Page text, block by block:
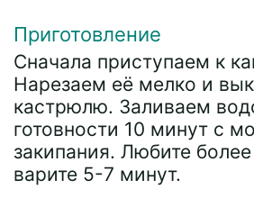
Приготовление
Сначала приступаем к
Нарезаем её мелко и
кастрюлю. Заливаем
готовности 10 минут с
закипания. Любите
варите 5-7 минут.